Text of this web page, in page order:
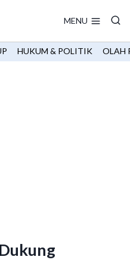
MENU
HUKUM & POLITIK OLAH